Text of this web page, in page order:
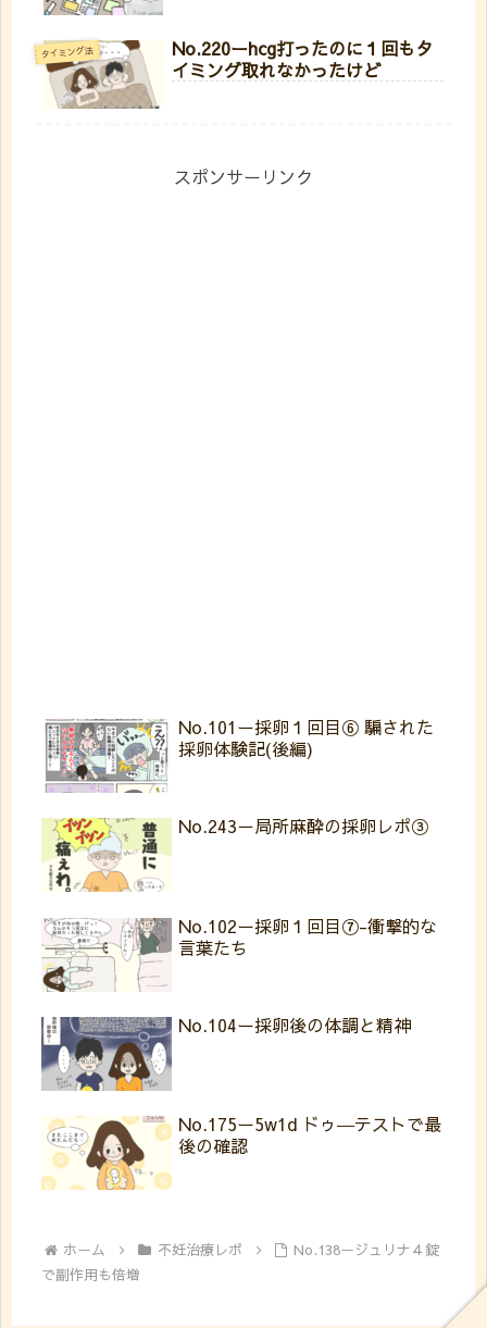
タイミング法
No.220ーhcg打ったのに１回もタ
イミング取れなかったけど
スポンサーリンク
No.101ー採卵１回目⑥ 騙された
採卵体験記(後編)
No.243－局所麻酔の採卵レポ③
No.102ー採卵１回目⑦-衝撃的な
言葉たち
No.104ー採卵後の体調と精神
No.175ー5w1d ドゥ―テストで最
後の確認
ホーム 不妊治療レポ
No.138ージュリナ４錠
で副作用も倍増